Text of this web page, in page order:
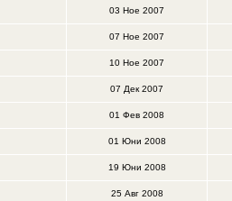
03 Ное 2007
07 Ное 2007
10 Ное 2007
07 Дек 2007
01 Фев 2008
01 Юни 2008
19 Юни 2008
25 Авг 2008